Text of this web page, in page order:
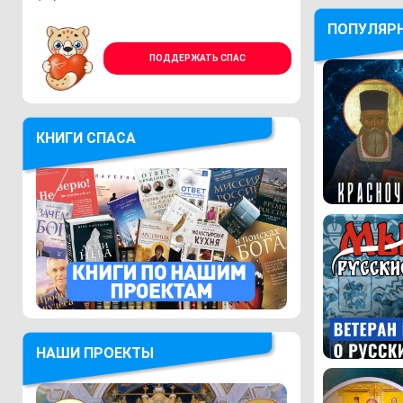
ПОДДЕРЖАТЬ СПАС
КНИГИ СПАСА
НАШИ ПРОЕКТЫ